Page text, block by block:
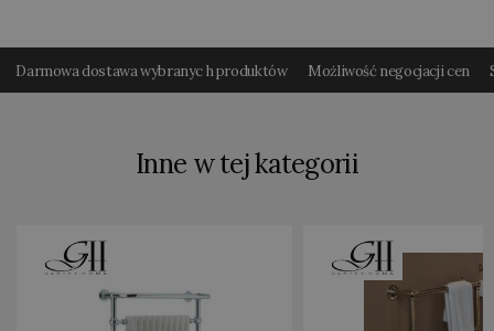
Darmowa dostawa wybranyc h produktów Możliwość negocjacji cen
Inne w tej kategorii